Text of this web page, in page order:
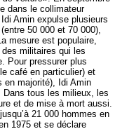
dans le collimateur
Amin expulse plusieurs
50 000 et 70 000),
mesure est populaire,
militaires qui les
Pour pressurer plus
café en particulier) et
en majorité), Idi Amin
Dans tous les milieux, les
et de mise à mort aussi.
21 000 hommes en
1975 et se déclare